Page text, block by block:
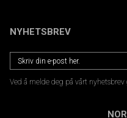
NYHETSBREV
Ved å melde deg på vårt